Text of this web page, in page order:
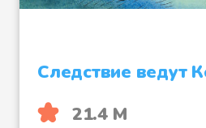
Следствие ведут
21.4 М